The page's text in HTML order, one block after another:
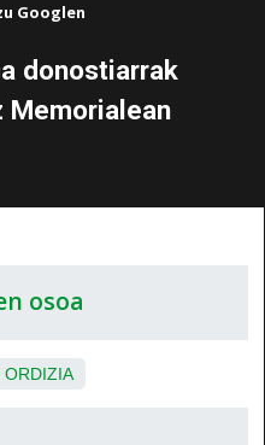
Googlen
donostiarrak
Memorialean
osoa
ORDIZIA